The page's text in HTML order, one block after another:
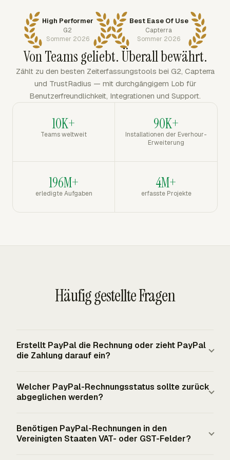
High Performer
G2
Sommer 2026
Best Ease Of Use
Capterra
Sommer 2026
Von Teams geliebt. Überall bewährt.
Zählt zu den besten Zeiterfassungstools bei G2, Capterra
und TrustRadius — mit durchgängigem Lob für
Benutzerfreundlichkeit, Integrationen und Support.
10K+
Teams weltweit
90K+
Installationen der Everhour-
Erweiterung
196M+
erledigte Aufgaben
4M+
erfasste Projekte
Häufig gestellte Fragen
Erstellt PayPal die Rechnung oder zieht PayPal
die Zahlung darauf ein?
Rechnungen erstellen und versenden, aber das
Unternehmen behält weiterhin die Kontrolle über die
Händlerinformationen, Rechnungsinformationen und
Positionen. PayPal sendet dem Kunden einen sicheren
Welcher PayPal-Rechnungsstatus sollte zurück
abgeglichen werden?
abgeglichen werden. PayPal-Webhooks enthalten
`INVOICING.INVOICE.PAID`, was Rechnungen abdeckt,
Benötigen PayPal-Rechnungen in den
Vereinigten Staaten VAT- oder GST-Felder?